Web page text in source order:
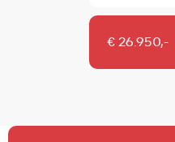
€ 26.950,-